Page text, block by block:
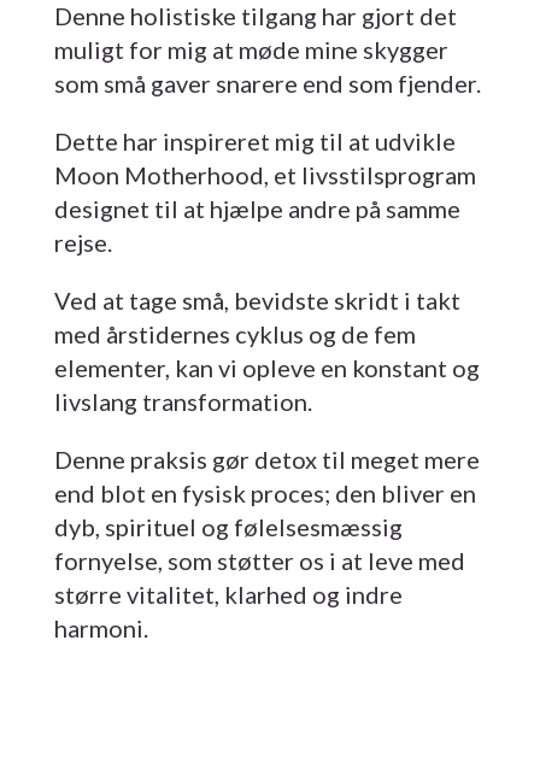
Denne holistiske tilgang har gjort det
muligt for mig at møde mine skygger
som små gaver snarere end som fjender.
Dette har inspireret mig til at udvikle
Moon Motherhood, et livsstilsprogram
designet til at hjælpe andre på samme
rejse.
Ved at tage små, bevidste skridt i takt
med årstidernes cyklus og de fem
elementer, kan vi opleve en konstant og
livslang transformation.
Denne praksis gør detox til meget mere
end blot en fysisk proces; den bliver en
dyb, spirituel og følelsesmæssig
fornyelse, som støtter os i at leve med
større vitalitet, klarhed og indre
harmoni.